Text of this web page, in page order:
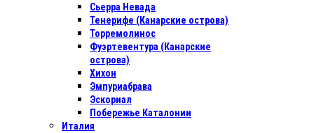
Сьерра Невада
Тенерифе (Канарские острова)
Торремолинос
Фуэртевентура (Канарские
острова)
Хихон
Эмпуриабрава
Эскориал
Побережье Каталонии
Италия